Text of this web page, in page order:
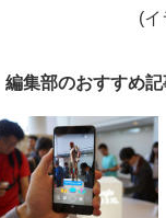
(イ
編集部のおすすめ記